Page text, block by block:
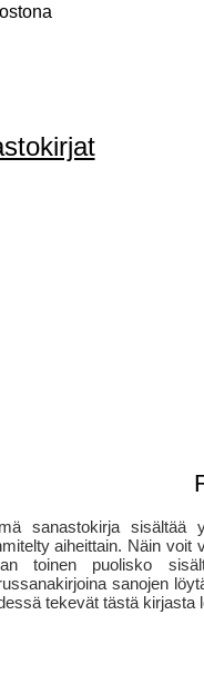
sanastokirja
aiheittain. Näin voit
toinen puolisko
sanojen
tekevät tästä kirjasta